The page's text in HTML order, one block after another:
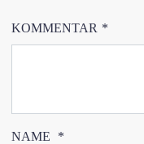
KOMMENTAR *
NAME *